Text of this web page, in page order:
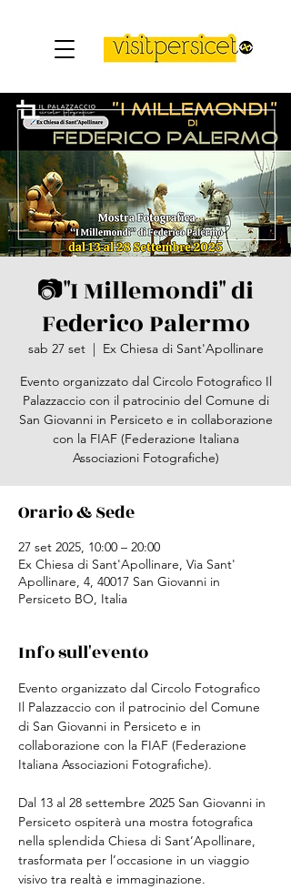
📷"I Millemondi" di
Federico Palermo
sab 27 set
  |
Ex Chiesa di Sant'Apollinare
Evento organizzato dal Circolo Fotografico Il
Palazzaccio con il patrocinio del Comune di
San Giovanni in Persiceto e in collaborazione
con la FIAF (Federazione Italiana
Associazioni Fotografiche)
Orario & Sede
27 set 2025, 10:00 – 20:00
Ex Chiesa di Sant'Apollinare, Via Sant'
Apollinare, 4, 40017 San Giovanni in
Persiceto BO, Italia
Info sull'evento
Evento organizzato dal Circolo Fotografico
Il Palazzaccio con il patrocinio del Comune
di San Giovanni in Persiceto e in
collaborazione con la FIAF (Federazione
Italiana Associazioni Fotografiche).
Dal 13 al 28 settembre 2025 San Giovanni in
Persiceto ospiterà una mostra fotografica
nella splendida Chiesa di Sant’Apollinare,
trasformata per l’occasione in un viaggio
visivo tra realtà e immaginazione.